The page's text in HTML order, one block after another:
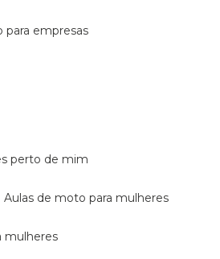
para empresas
perto de mim
aulas de moto para mulheres
mulheres